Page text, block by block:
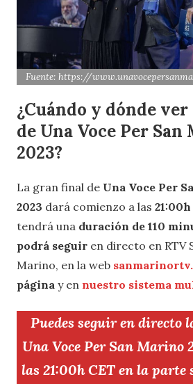
Fuente: https://
¿Cuándo y dónde
de Una Voce Per San
2023?
La gran final de Una Voce Per
2023 dará comienzo a las 21:00h
tendrá una duración de 110
podrá seguir en directo en RTV
Marino, en la web
página y en nuestro sistema
Puedes seguir en directo
Una Voce Per San Marino
las 21:00h CET en la parte